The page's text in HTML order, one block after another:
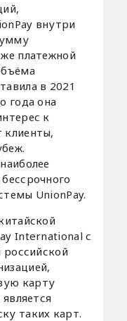
внутри
платежной
в 2021
года она
к
клиенты,
UnionPay.
International с
российской
карту
таких карт.